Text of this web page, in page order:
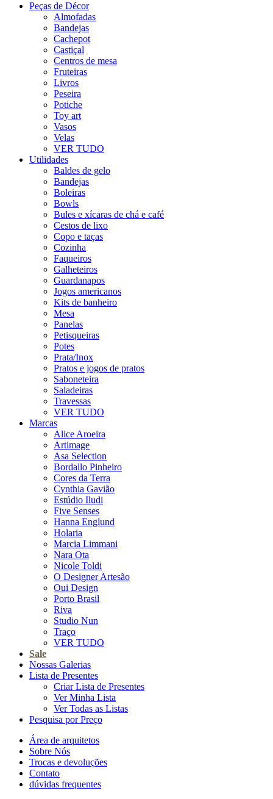
Peças de Décor
Almofadas
Bandejas
Cachepot
Castiçal
Centros de mesa
Fruteiras
Livros
Peseira
Potiche
Toy art
Vasos
Velas
VER TUDO
Utilidades
Baldes de gelo
Bandejas
Boleiras
Bowls
Bules e xícaras de chá e café
Cestos de lixo
Copo e taças
Cozinha
Faqueiros
Galheteiros
Guardanapos
Jogos americanos
Kits de banheiro
Mesa
Panelas
Petisqueiras
Potes
Prata/Inox
Pratos e jogos de pratos
Saboneteira
Saladeiras
Travessas
VER TUDO
Marcas
Alice Aroeira
Artimage
Asa Selection
Bordallo Pinheiro
Cores da Terra
Cynthia Gavião
Estúdio Iludi
Five Senses
Hanna Englund
Holaria
Marcia Limmani
Nara Ota
Nicole Toldi
O Designer Artesão
Oui Design
Porto Brasil
Riva
Studio Nun
Traço
VER TUDO
Sale
Nossas Galerias
Lista de Presentes
Criar Lista de Presentes
Ver Minha Lista
Ver Todas as Listas
Pesquisa por Preço
Área de arquitetos
Sobre Nós
Trocas e devoluções
Contato
dúvidas frequentes